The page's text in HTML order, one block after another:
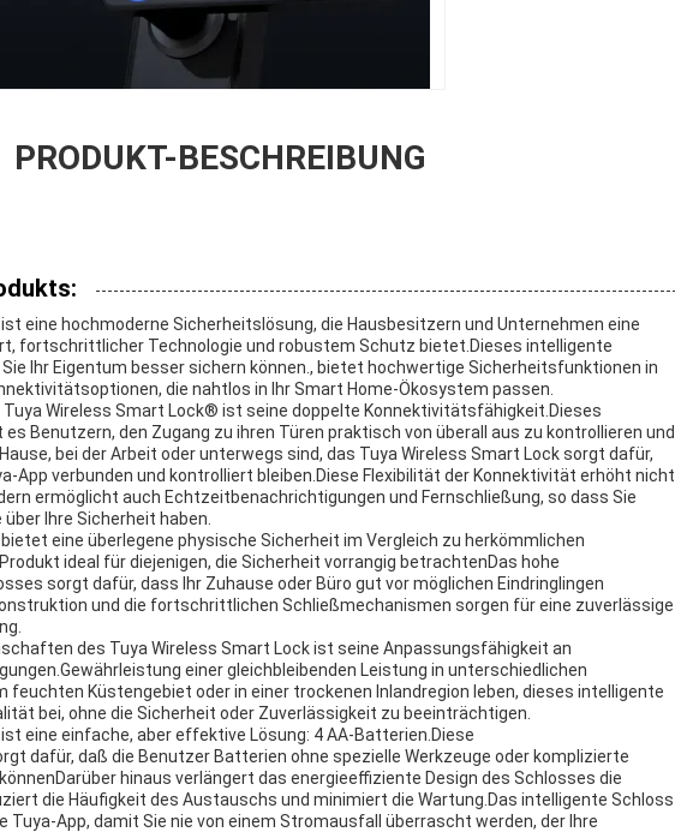
PRODUKT-BESCHREIBUNG
eine hochmoderne Sicherheitslösung, die Hausbesitzern und Unternehmen eine
fortschrittlicher Technologie und robustem Schutz bietet.Dieses intelligente
Ihr Eigentum besser sichern können., bietet hochwertige Sicherheitsfunktionen in
die nahtlos in Ihr Smart Home-Ökosystem passen.
Tuya Wireless Smart Lock® ist seine doppelte Konnektivitätsfähigkeit.Dieses
Benutzern, den Zugang zu ihren Türen praktisch von überall aus zu kontrollieren und
bei der Arbeit oder unterwegs sind, das Tuya Wireless Smart Lock sorgt dafür,
App verbunden und kontrolliert bleiben.Diese Flexibilität der Konnektivität erhöht nicht
ermöglicht auch Echtzeitbenachrichtigungen und Fernschließung, so dass Sie
Ihre Sicherheit haben.
eine überlegene physische Sicherheit im Vergleich zu herkömmlichen
ideal für diejenigen, die Sicherheit vorrangig betrachtenDas hohe
sorgt dafür, dass Ihr Zuhause oder Büro gut vor möglichen Eindringlingen
und die fortschrittlichen Schließmechanismen sorgen für eine zuverlässige
des Tuya Wireless Smart Lock ist seine Anpassungsfähigkeit an
einer gleichbleibenden Leistung in unterschiedlichen
feuchten Küstengebiet oder in einer trockenen Inlandregion leben, dieses intelligente
bei, ohne die Sicherheit oder Zuverlässigkeit zu beeinträchtigen.
eine einfache, aber effektive Lösung: 4 AA-Batterien.Diese
dafür, daß die Benutzer Batterien ohne spezielle Werkzeuge oder komplizierte
hinaus verlängert das energieeffiziente Design des Schlosses die
die Häufigkeit des Austauschs und minimiert die Wartung.Das intelligente Schloss
Tuya-App, damit Sie nie von einem Stromausfall überrascht werden, der Ihre